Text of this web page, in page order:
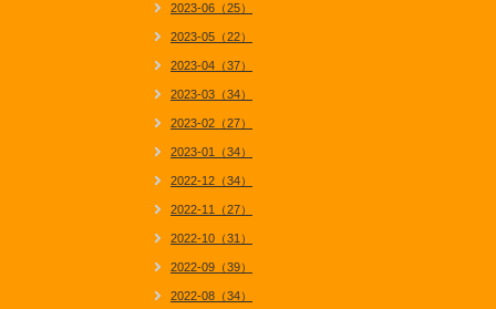
2023-06（25）
2023-05（22）
2023-04（37）
2023-03（34）
2023-02（27）
2023-01（34）
2022-12（34）
2022-11（27）
2022-10（31）
2022-09（39）
2022-08（34）